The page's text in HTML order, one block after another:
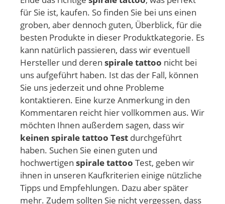
für Sie ist, kaufen. So finden Sie bei uns einen
groben, aber dennoch guten, Überblick, für die
besten Produkte in dieser Produktkategorie. Es
kann natürlich passieren, dass wir eventuell
Hersteller und deren spirale tattoo nicht bei
uns aufgeführt haben. Ist das der Fall, können
Sie uns jederzeit und ohne Probleme
kontaktieren. Eine kurze Anmerkung in den
Kommentaren reicht hier vollkommen aus. Wir
möchten Ihnen außerdem sagen, dass wir
keinen spirale tattoo Test durchgeführt
haben. Suchen Sie einen guten und
hochwertigen spirale tattoo Test, geben wir
ihnen in unseren Kaufkriterien einige nützliche
Tipps und Empfehlungen. Dazu aber später
mehr. Zudem sollten Sie nicht vergessen, dass